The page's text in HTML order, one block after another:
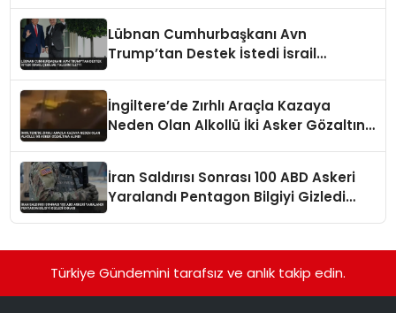
Lübnan Cumhurbaşkanı Avn
Trump’tan Destek İstedi İsrail
İngiltere’de Zırhlı Araçla Kazaya
Neden Olan Alkollü İki Asker Gözaltına
İran Saldırısı Sonrası 100 ABD Askeri
Yaralandı Pentagon Bilgiyi Gizledi
Türkiye Gündemini tarafsız ve anlık takip edin.